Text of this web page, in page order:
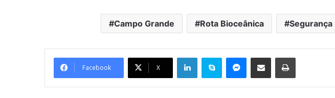
Campo Grande Rota Bioceânica Segurança
Facebook X